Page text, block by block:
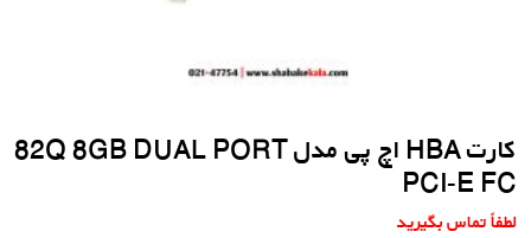
کارت HBA اچ پی مدل 82Q 8GB DUAL PORT
PCI-E FC
لطفاً تماس بگیرید